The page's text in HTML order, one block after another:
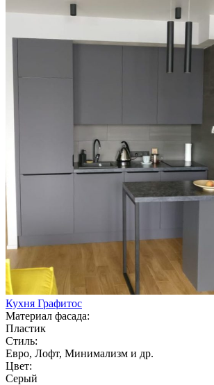
Кухня Графитос
Материал фасада:
Пластик
Стиль:
Евро, Лофт, Минимализм и др.
Цвет:
Серый